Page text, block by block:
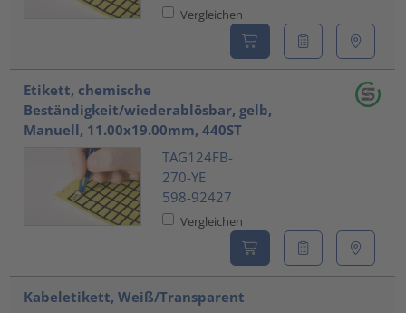
Vergleichen
Etikett, chemische
Beständigkeit/wiederablösbar, gelb,
Manuell, 11.00x19.00mm, 440ST
TAG124FB-
270-YE
598-92427
Vergleichen
Kabeletikett, Weiß/Transparent